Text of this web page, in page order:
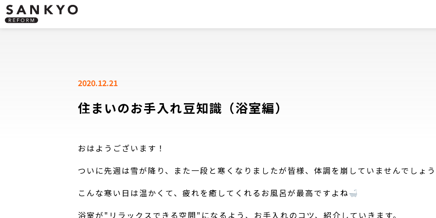
2020.12.21
住まいのお手入れ豆知識（浴室編）
おはようございます！
ついに先週は雪が降り、また一段と寒くなりましたが皆様、体調を崩していませんでしょ
こんな寒い日は温かくて、疲れを癒してくれるお風呂が最高ですよね
浴室が"リラックスできる空間"になるよう、お手入れのコツ、紹介していきます。